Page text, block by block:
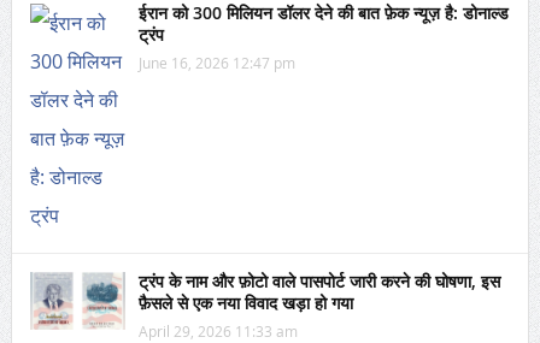
ईरान को 300 मिलियन डॉलर देने की बात फ़ेक न्यूज़ है: डोनाल्ड
ट्रंप
June 16, 2026 12:47 pm
ट्रंप के नाम और फ़ोटो वाले पासपोर्ट जारी करने की घोषणा, इस
फ़ैसले से एक नया विवाद खड़ा हो गया
April 29, 2026 11:33 am